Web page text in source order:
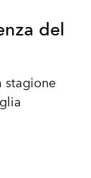
del
stagione